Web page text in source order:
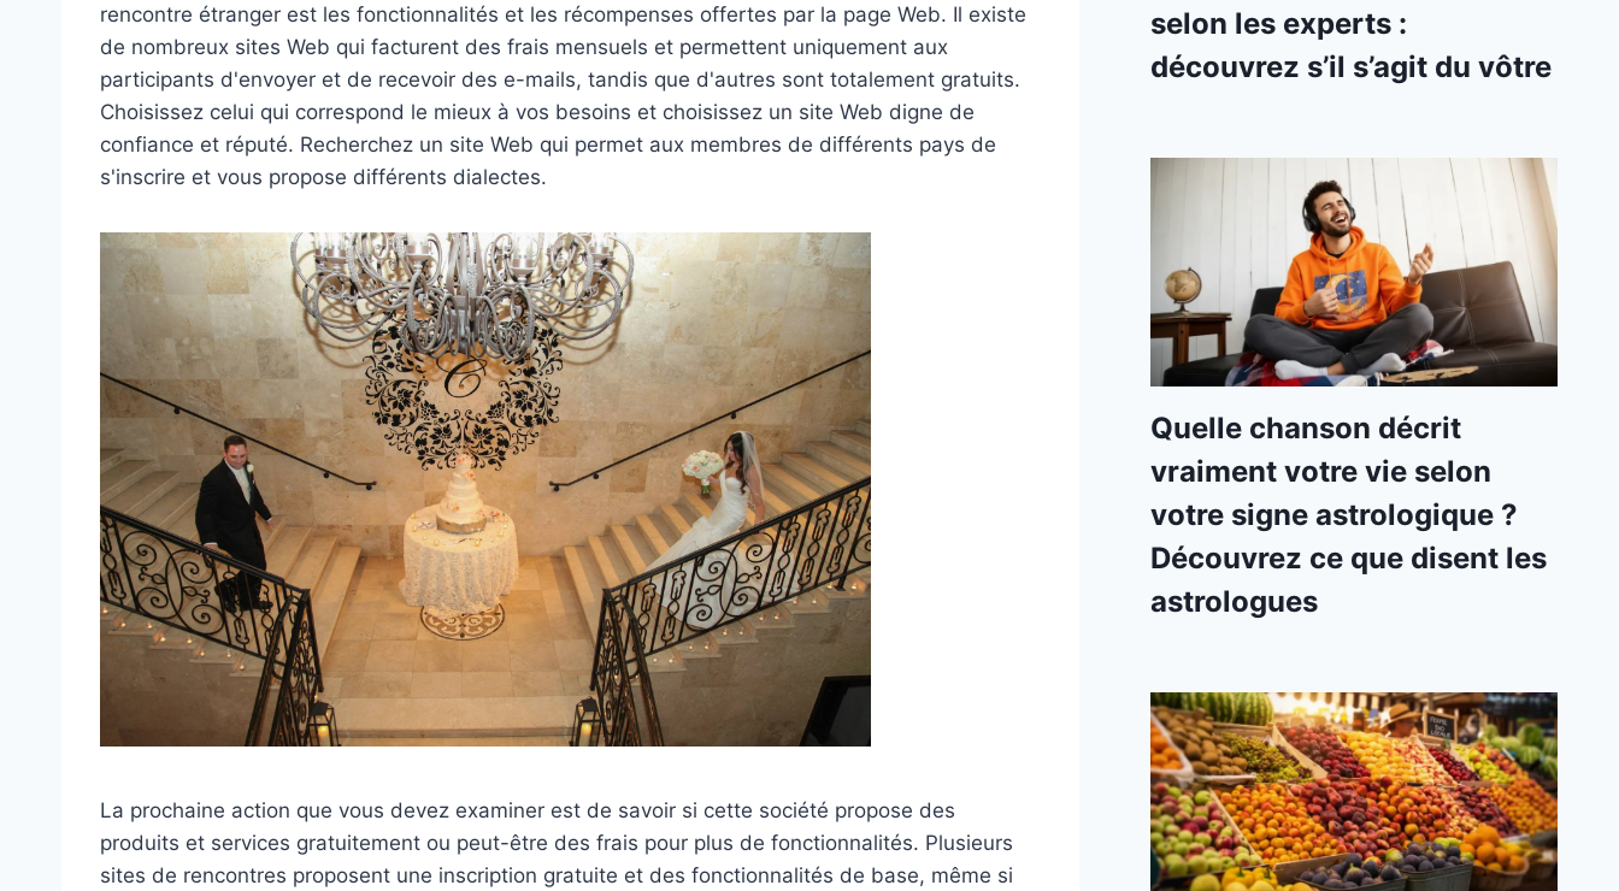
rencontre étranger est les fonctionnalités et les récompenses offertes par la page Web. Il existe
de nombreux sites Web qui facturent des frais mensuels et permettent uniquement aux
participants d'envoyer et de recevoir des e-mails, tandis que d'autres sont totalement gratuits.
Choisissez celui qui correspond le mieux à vos besoins et choisissez un site Web digne de
confiance et réputé. Recherchez un site Web qui permet aux membres de différents pays de
s'inscrire et vous propose différents dialectes.
La prochaine action que vous devez examiner est de savoir si cette société propose des
produits et services gratuitement ou peut-être des frais pour plus de fonctionnalités. Plusieurs
sites de rencontres proposent une inscription gratuite et des fonctionnalités de base, même si
selon les experts :
découvrez s’il s’agit du vôtre
Quelle chanson décrit
vraiment votre vie selon
votre signe astrologique ?
Découvrez ce que disent les
astrologues